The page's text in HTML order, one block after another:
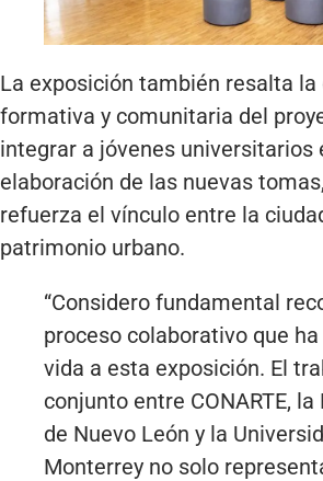
La exposición también resalta la
formativa y comunitaria del
integrar a jóvenes universitarios
elaboración de las nuevas
refuerza el vínculo entre la
patrimonio urbano.
“Considero fundamental
proceso colaborativo que
vida a esta exposición. El
conjunto entre CONARTE,
de Nuevo León y la
Monterrey no solo